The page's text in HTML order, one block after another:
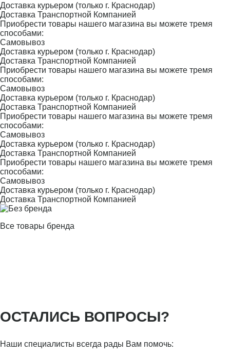
Доставка курьером (только г. Краснодар)
Доставка Транспортной Компанией
Приобрести товары нашего магазина вы можете тремя
способами:
Самовывоз
Доставка курьером (только г. Краснодар)
Доставка Транспортной Компанией
Приобрести товары нашего магазина вы можете тремя
способами:
Самовывоз
Доставка курьером (только г. Краснодар)
Доставка Транспортной Компанией
Приобрести товары нашего магазина вы можете тремя
способами:
Самовывоз
Доставка курьером (только г. Краснодар)
Доставка Транспортной Компанией
Приобрести товары нашего магазина вы можете тремя
способами:
Самовывоз
Доставка курьером (только г. Краснодар)
Доставка Транспортной Компанией
Все товары бренда
ОСТАЛИСЬ ВОПРОСЫ?
Наши специалисты всегда рады Вам помочь: